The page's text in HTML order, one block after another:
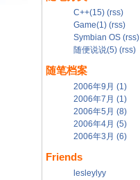
C++(15) (rss)
Game(1) (rss)
Symbian OS (rss)
随便说说(5) (rss)
随笔档案
2006年9月 (1)
2006年7月 (1)
2006年5月 (8)
2006年4月 (5)
2006年3月 (6)
Friends
lesleylyy